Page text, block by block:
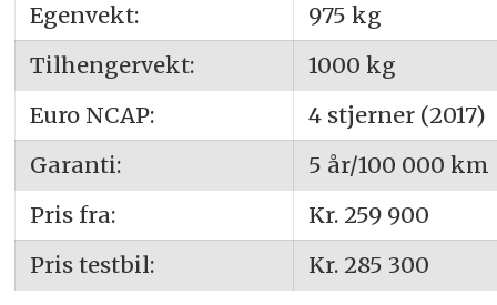
Egenvekt:
975 kg
Tilhengervekt:
1000 kg
Euro NCAP:
4 stjerner (2017)
Garanti:
5 år/100 000 km
Pris fra:
Kr. 259 900
Pris testbil:
Kr. 285 300